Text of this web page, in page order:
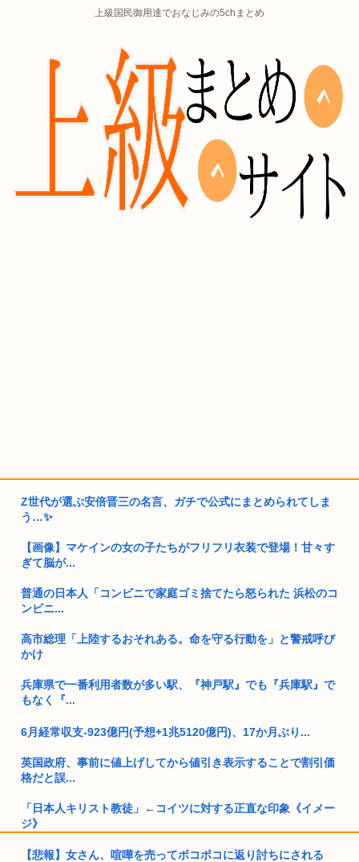
上級国民御用達でおなじみの5chまとめ
Z世代が選ぶ安倍晋三の名言、ガチで公式にまとめられてしま
う…✨
【画像】マケインの女の子たちがフリフリ衣装で登場！甘々す
ぎて脳が...
普通の日本人「コンビニで家庭ゴミ捨てたら怒られた 浜松のコ
ンビニ...
高市総理「上陸するおそれある。命を守る行動を」と警戒呼び
かけ
兵庫県で一番利用者数が多い駅、『神戸駅』でも『兵庫駅』で
もなく『...
6月経常収支-923億円(予想+1兆5120億円)、17か月ぶり...
英国政府、事前に値上げしてから値引き表示することで割引価
格だと誤...
「日本人キリスト教徒」←コイツに対する正直な印象《イメー
ジ》
ドイツ、熱中症で10,000人以上が死亡、ほとんどがお前らと同
【悲報】女さん、喧嘩を売ってボコボコに返り討ちにされる